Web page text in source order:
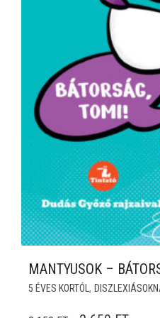
MANTYUSOK –
5 ÉVES KORTÓL ,